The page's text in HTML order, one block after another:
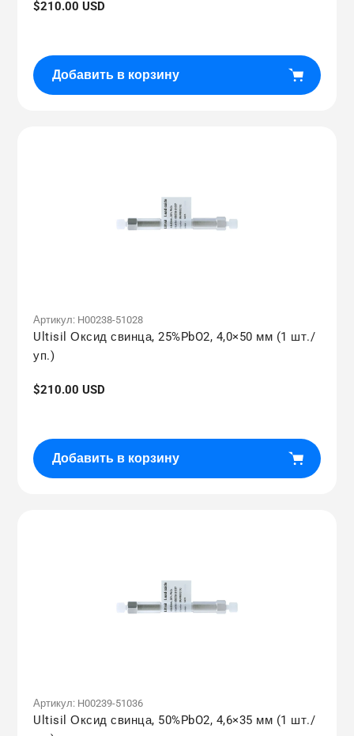
Обычная
$210.00 USD
Добавить в корзину
Артикул: H00238-51028
Ultisil Оксид свинца, 25%PbO2, 4,0×50 мм (1 шт./
уп.)
Обычная
$210.00 USD
Добавить в корзину
Артикул: H00239-51036
Ultisil Оксид свинца, 50%PbO2, 4,6×35 мм (1 шт./